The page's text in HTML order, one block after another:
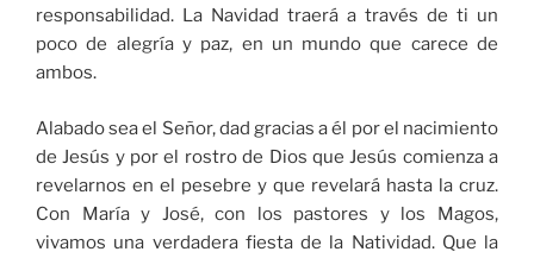
responsabilidad. La Navidad traerá a través de ti un
poco de alegría y paz, en un mundo que carece de
ambos.
Alabado sea el Señor, dad gracias a él por el nacimiento
de Jesús y por el rostro de Dios que Jesús comienza a
revelarnos en el pesebre y que revelará hasta la cruz.
Con María y José, con los pastores y los Magos,
vivamos una verdadera fiesta de la Natividad. Que la